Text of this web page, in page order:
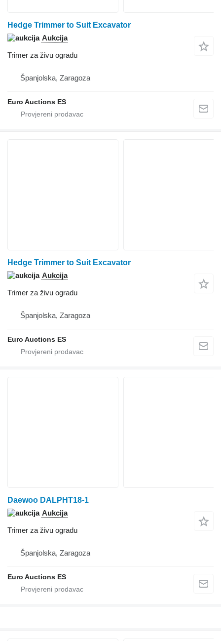
Hedge Trimmer to Suit Excavator
Aukcija
Trimer za živu ogradu
Španjolska, Zaragoza
Euro Auctions ES
Hedge Trimmer to Suit Excavator
Aukcija
Trimer za živu ogradu
Španjolska, Zaragoza
Euro Auctions ES
Daewoo DALPHT18-1
Aukcija
Trimer za živu ogradu
Španjolska, Zaragoza
Euro Auctions ES